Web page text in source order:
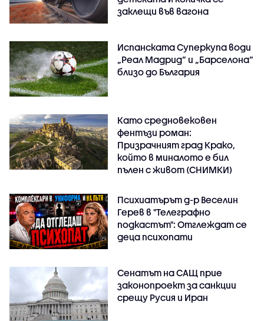
заклещи във вагона
Испанската Суперкупа води
„Реал Мадрид“ и „Барселона“
близо до България
Като средновековен
фентъзи роман:
Призрачният град Крако,
който в миналото е бил
пълен с живот (СНИМКИ)
Психиатърът д-р Веселин
Герев в "Телеграфно
подкастът": Отглеждат се
деца психопати
Сенатът на САЩ прие
законопроект за санкции
срещу Русия и Иран